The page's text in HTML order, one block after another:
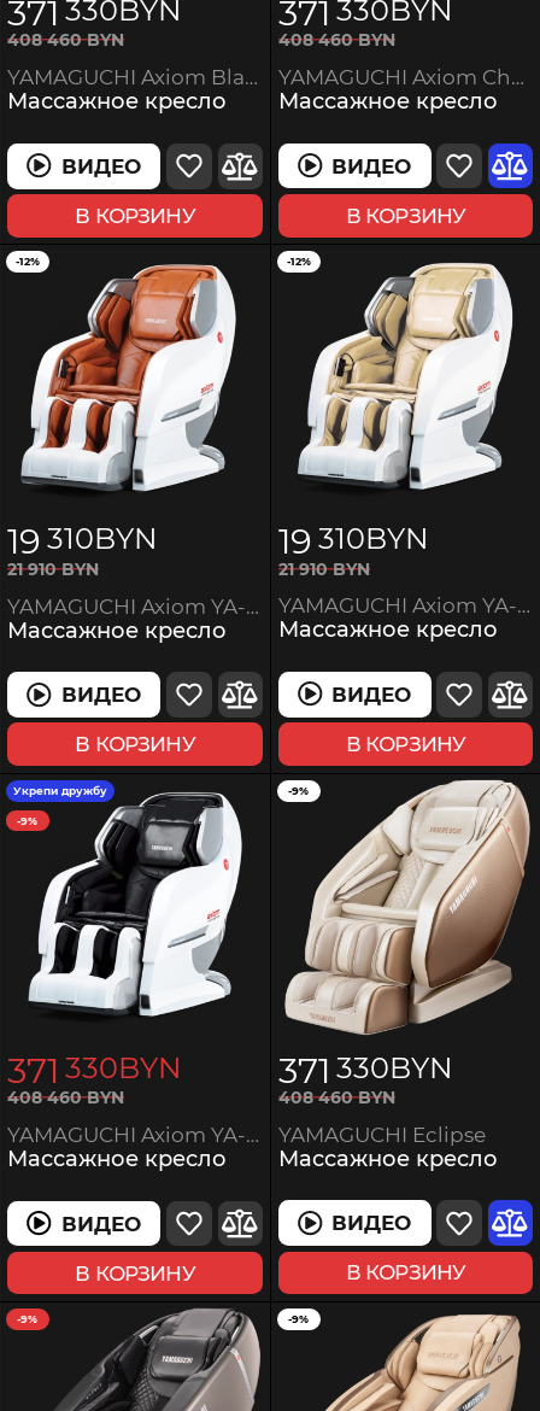
371 330BYN
408 460BYN
YAMAGUCHI Axiom Black Edition
Массажное кресло
ВИДЕО
В КОРЗИНУ
371 330BYN
408 460BYN
YAMAGUCHI Axiom Champagne
Массажное кресло
ВИДЕО
В КОРЗИНУ
-12%
19 310BYN
21 910BYN
YAMAGUCHI Axiom YA-6000 White-Ginger
Массажное кресло
ВИДЕО
В КОРЗИНУ
-12%
19 310BYN
21 910BYN
YAMAGUCHI Axiom YA-6000 White-Beige
Массажное кресло
ВИДЕО
В КОРЗИНУ
Укрепи дружбу
-9%
371 330BYN
408 460BYN
YAMAGUCHI Axiom YA-6000 White-Black
Массажное кресло
ВИДЕО
В КОРЗИНУ
-9%
371 330BYN
408 460BYN
YAMAGUCHI Eclipse
Массажное кресло
ВИДЕО
В КОРЗИНУ
-9% -9%